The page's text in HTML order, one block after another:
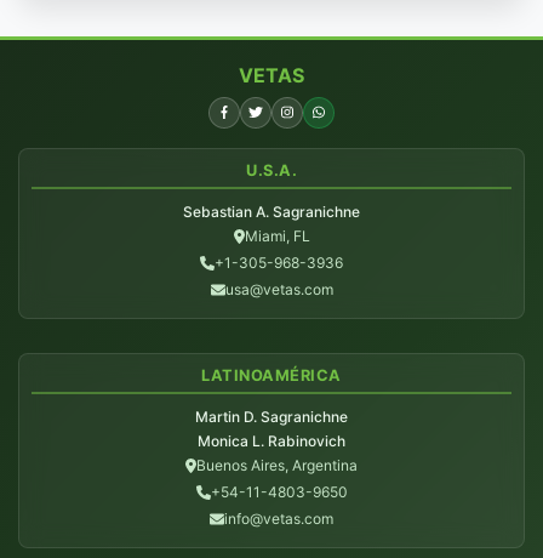
VETAS
U.S.A.
Sebastian A. Sagranichne
Miami, FL
+1-305-968-3936
usa@vetas.com
LATINOAMÉRICA
Martin D. Sagranichne
Monica L. Rabinovich
Buenos Aires, Argentina
+54-11-4803-9650
info@vetas.com